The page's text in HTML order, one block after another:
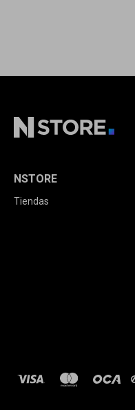
NSTORE
Tiendas